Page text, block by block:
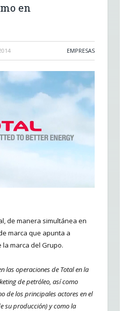
en
EMPRESAS
de manera simultánea en
marca que apunta a
marca del Grupo.
las operaciones de Total en la
de petróleo, así como
de los principales actores en el
su producción) y como la